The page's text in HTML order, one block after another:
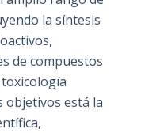
la síntesis
de compuestos
objetivos está la